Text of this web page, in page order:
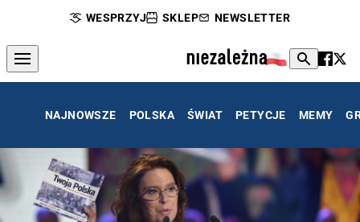
WESPRZYJ SKLEP NEWSLETTER
NAJNOWSZE POLSKA ŚWIAT PETYCJE MEMY